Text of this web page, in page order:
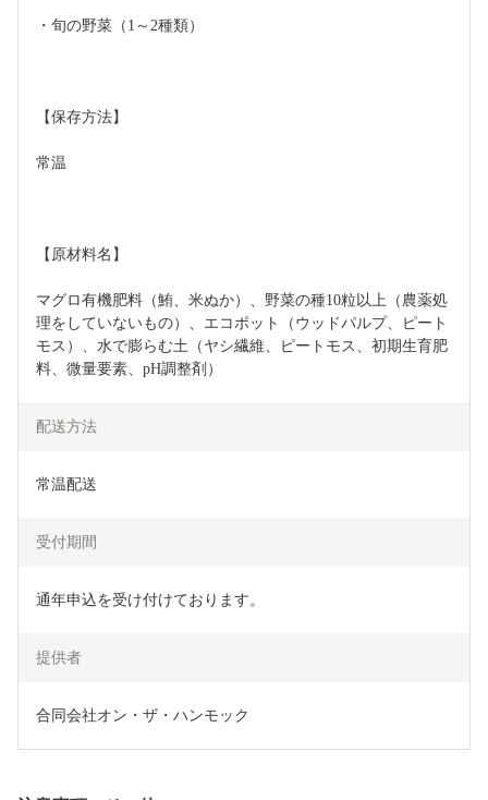
・旬の野菜（1～2種類）
【保存方法】
常温
【原材料名】
マグロ有機肥料（鮪、米ぬか）、野菜の種10粒以上（農薬処
理をしていないもの）、エコポット（ウッドパルプ、ピート
モス）、水で膨らむ土（ヤシ繊維、ピートモス、初期生育肥
料、微量要素、pH調整剤）
配送方法
常温配送
受付期間
通年申込を受け付けております。
提供者
合同会社オン・ザ・ハンモック